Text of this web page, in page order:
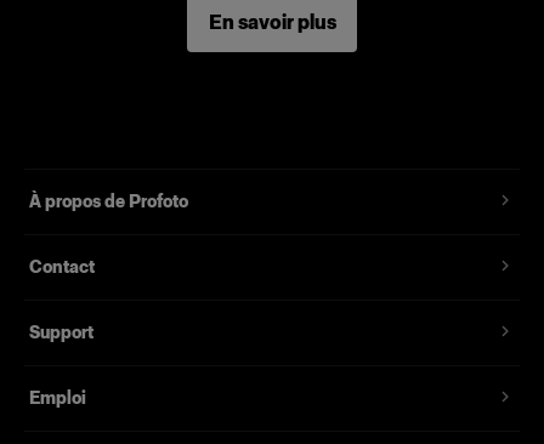
Limite le faisceau de lumière à 50°.
Technique facile de montage pour une
Livrée dans un étui souple marqué.
En savoir plus
À propos de Profoto
Contact
Support
Emploi